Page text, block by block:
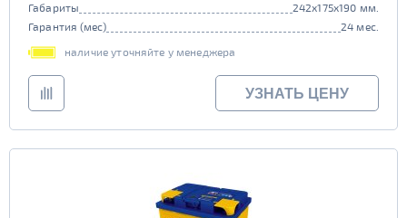
Габариты
242x175x190 мм.
Гарантия (мес)
24 мес.
наличие уточняйте у менеджера
УЗНАТЬ ЦЕНУ